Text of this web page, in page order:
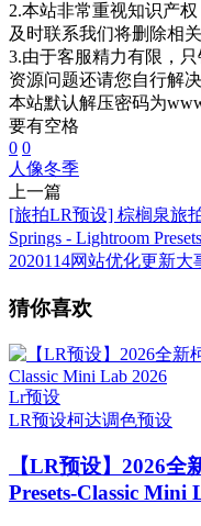
2.本站非常重视知识产
及时联系我们将删除相关
3.由于客服精力有限，
资源问题还请您自行解
本站默认解压密码为
要有空格
0 0
人像冬季
上一篇
[旅拍LR预设] 棕榈泉旅
Springs - Lightroom Presets
2020114网站优化更新大
猜你喜欢
Lr预设
LR预设柯达调色预设
【LR预设】2026全
Presets-Classic Mini